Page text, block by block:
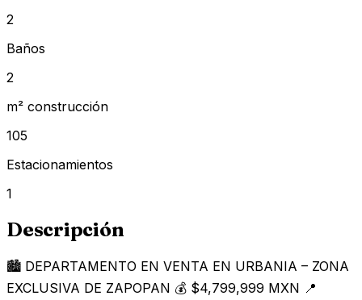
2
Baños
2
m² construcción
105
Estacionamientos
1
Descripción
🏙️ DEPARTAMENTO EN VENTA EN URBANIA – ZONA
EXCLUSIVA DE ZAPOPAN 💰 $4,799,999 MXN 📍